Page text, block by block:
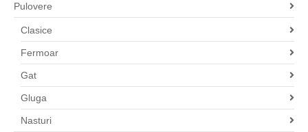
Pulovere
Clasice
Fermoar
Gat
Gluga
Nasturi